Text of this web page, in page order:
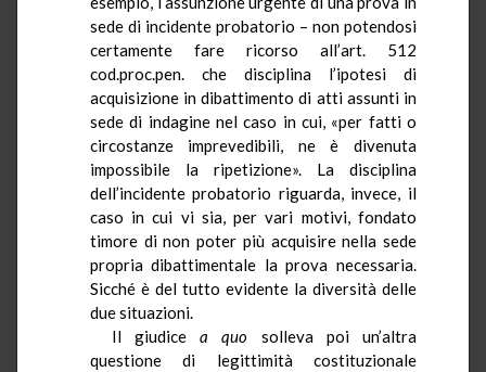
sede di incidente probatorio – non potendosi
certamente fare ricorso all’art. 512
cod.proc.pen. che disciplina l’ipotesi di
acquisizione in dibattimento di atti assunti in
sede di indagine nel caso in cui, «per fatti o
circostanze imprevedibili, ne è divenuta
impossibile la ripetizione». La disciplina
dell’incidente probatorio riguarda, invece, il
caso in cui vi sia, per vari motivi, fondato
timore di non poter più acquisire nella sede
propria dibattimentale la prova necessaria.
Sicché è del tutto evidente la diversità delle
due situazioni.
Il giudicea quo solleva poi un’altra
questione di legittimità costituzionale